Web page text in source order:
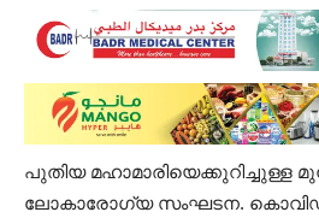
പുതിയ മഹാമാരിയെക്കുറിച്ചുള്ള
ലോകാരോഗ്യ സംഘടന. കൊവിഡ്